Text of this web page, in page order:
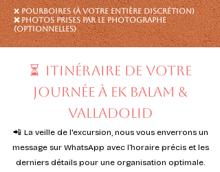
❌Pourboires (à votre entière discrétion)
❌Photosprises par le photographe
(optionnelles)
⏳ Itinéraire de votre
journée à ek balam &
Valladolid
📲 La veille de l'excursion, nous vous enverrons un
message sur WhatsApp avec l’horaire précis et les
derniers détails pour une organisation optimale.